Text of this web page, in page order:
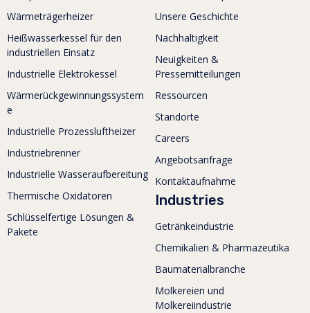
Wärmeträgerheizer
Heißwasserkessel für den
industriellen Einsatz
Industrielle Elektrokessel
Wärmerückgewinnungssystem
e
Industrielle Prozessluftheizer
Industriebrenner
Industrielle Wasseraufbereitung
Thermische Oxidatoren
Schlüsselfertige Lösungen &
Pakete
Unsere Geschichte
Nachhaltigkeit
Neuigkeiten &
Pressemitteilungen
Ressourcen
Standorte
Careers
Angebotsanfrage
Kontaktaufnahme
Industries
Getränkeindustrie
Chemikalien & Pharmazeutika
Baumaterialbranche
Molkereien und
Molkereiindustrie